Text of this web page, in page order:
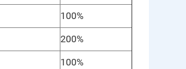
100%
200%
100%